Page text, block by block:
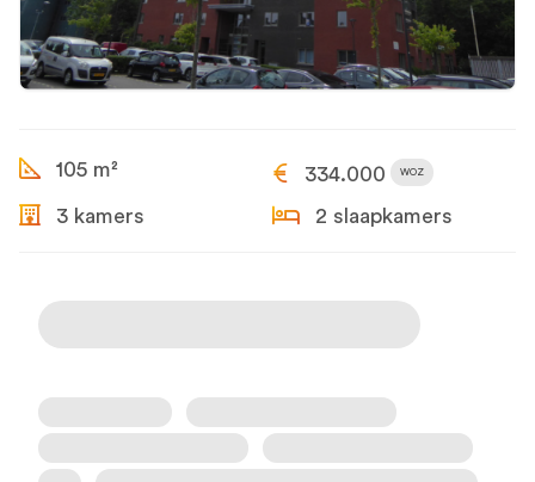
105 m² 334.000 WOZ
3 kamers 2 slaapkamers